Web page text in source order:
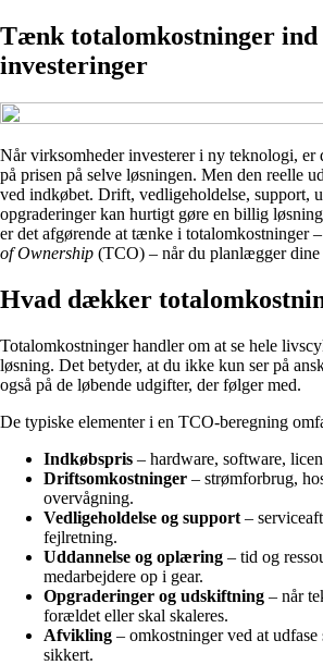
Tænk totalomkostninger
investeringer
Når virksomheder investerer i ny teknologi, er
på prisen på selve løsningen. Men den reelle
ved indkøbet. Drift, vedligeholdelse, support,
opgraderinger kan hurtigt gøre en billig
er det afgørende at tænke i totalomkostninger
of Ownership (TCO) – når du planlægger dine
Hvad dækker
Totalomkostninger handler om at se hele
løsning. Det betyder, at du ikke kun ser på
også på de løbende udgifter, der følger med.
De typiske elementer i en TCO-beregning
Indkøbspris – hardware, software,
Driftsomkostninger – strømforbrug,
overvågning.
Vedligeholdelse og support –
fejlretning.
Uddannelse og oplæring – tid og
medarbejdere op i gear.
Opgraderinger og udskiftning – når
forældet eller skal skaleres.
Afvikling – omkostninger ved at udfase
sikkert.